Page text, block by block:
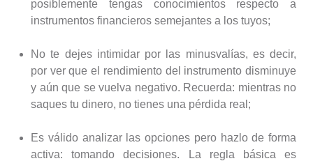
posiblemente tengas conocimientos respecto a
instrumentos financieros semejantes a los tuyos;
No te dejes intimidar por las minusvalías, es decir,
por ver que el rendimiento del instrumento disminuye
y aún que se vuelva negativo. Recuerda: mientras no
saques tu dinero, no tienes una pérdida real;
Es válido analizar las opciones pero hazlo de forma
activa: tomando decisiones. La regla básica es